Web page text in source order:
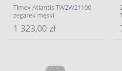
Timex Atlantis TW2W21100 -
zegarek męski
1 323,00 zł